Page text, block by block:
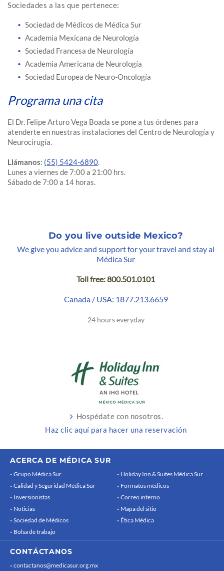
Sociedades a las que pertenece:
Sociedad de Médicos de Médica Sur
Academia Mexicana de Neurología
Sociedad Francesa de Neurología
Academia Americana de Neurología
Sociedad Europea de Neuro-Oncología
Programa una cita
El Dr. Felipe Arturo Vega Boada se pone a tus órdenes para
atenderte en nuestras instalaciones del Centro de Neurología y
Neurocirugía.
Llámanos: (55) 5424-6890.
Lunes a viernes de 7:00 a 21:00 hrs.
Sábado de 7:00 a 14 horas.
Do you live outside Mexico?
We give you advice and support for your travel and stay al
Médica Sur
Toll free: 800.501.0101
Canada / USA: 1877.213.6659
24 hours everyday
Hospédate con nosotros.
Haz clic aquí para hacer una reservación
ACERCA DE MÉDICA SUR
Grupo Médica Sur
Calidad y Seguridad Médica Sur
Inversionistas
Noticias
Sociedad de Médicos
Bolsa de trabajo
Holiday Inn & Suites Médica Sur
Formatos médicos
Correo interno
Mapa del sitio
Ética Médica
CONTÁCTANOS
contactanos@medicasur.org.mx